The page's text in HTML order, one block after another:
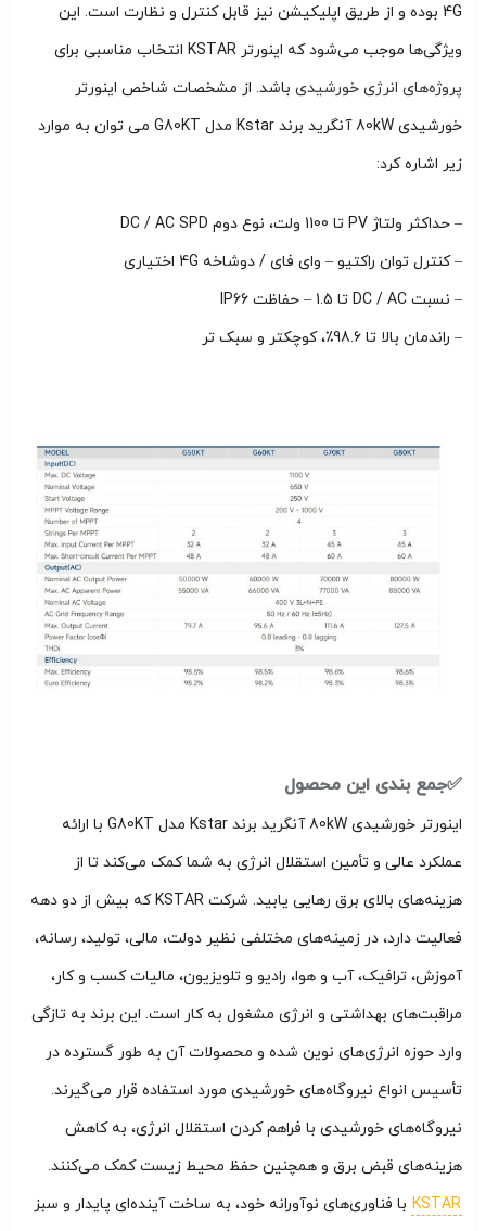
4G بوده و از طریق اپلیکیشن نیز قابل کنترل و نظارت است. این
ویژگی‌ها موجب می‌شود که اینورتر KSTAR انتخاب مناسبی برای
پروژه‌های انرژی خورشیدی باشد. از مشخصات شاخص اینورتر
خورشیدی 80kW آنگرید برند Kstar مدل G80KT می توان به موارد
زیر اشاره کرد:
– حداکثر ولتاژ PV تا 1100 ولت،
نوع دوم DC / AC SPD
– کنترل توان راکتیو – وای فای / دوشاخه 4G اختیاری
– نسبت DC / AC تا 1.5 – حفاظت IP66
– راندمان بالا تا 98.6٪، کوچکتر و سبک تر
✅جمع بندی این محصول
اینورتر خورشیدی 80kW آنگرید برند Kstar مدل G80KT با ارائه
عملکرد عالی و تأمین استقلال انرژی به شما کمک می‌کند تا از
هزینه‌های بالای برق رهایی یابید. شرکت KSTAR که بیش از دو دهه
فعالیت دارد، در زمینه‌های مختلفی نظیر دولت، مالی، تولید، رسانه،
آموزش، ترافیک، آب و هوا، رادیو و تلویزیون، مالیات کسب و کار،
مراقبت‌های بهداشتی و انرژی مشغول به کار است. این برند به تازگی
وارد حوزه انرژی‌های نوین شده و محصولات آن به طور گسترده در
تأسیس انواع نیروگاه‌های خورشیدی مورد استفاده قرار می‌گیرند.
نیروگاه‌های خورشیدی با فراهم کردن استقلال انرژی، به کاهش
هزینه‌های قبض برق و همچنین حفظ محیط زیست کمک می‌کنند.
KSTAR با فناوری‌های نوآورانه خود، به ساخت آینده‌ای پایدار و سبز